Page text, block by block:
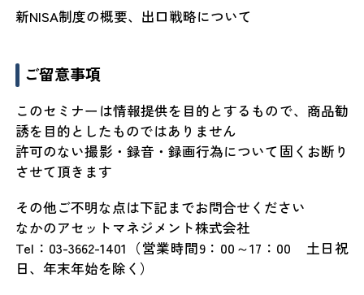
新NISA制度の概要、出口戦略について
ご留意事項
このセミナーは情報提供を目的とするもので、商品勧
誘を目的としたものではありません
許可のない撮影・録音・録画行為について固くお断り
させて頂きます
その他ご不明な点は下記までお問合せください
なかのアセットマネジメント株式会社
Tel：03-3662-1401（営業時間9：00～17：00 土日祝
日、年末年始を除く）